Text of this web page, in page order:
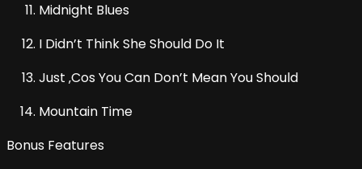
Midnight Blues
I Didn’t Think She Should Do It
Just ‚Cos You Can Don’t Mean You Should
Mountain Time
Bonus Features